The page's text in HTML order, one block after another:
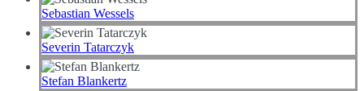
Sebastian Wessels
Severin Tatarczyk
Stefan Blankertz